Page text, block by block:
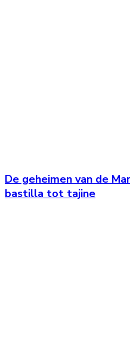
De geheimen van de
bastilla tot tajine